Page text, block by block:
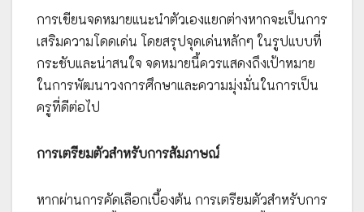
การเขียนจดหมายแนะนำตัวเองแยกต่างหากจะเป็นการ
เสริมความโดดเด่น โดยสรุปจุดเด่นหลักๆ ในรูปแบบที่
กระชับและน่าสนใจ จดหมายนี้ควรแสดงถึงเป้าหมาย
ในการพัฒนาวงการศึกษาและความมุ่งมั่นในการเป็น
ครูที่ดีต่อไป
การเตรียมตัวสำหรับการสัมภาษณ์
หากผ่านการคัดเลือกเบื้องต้น การเตรียมตัวสำหรับการ